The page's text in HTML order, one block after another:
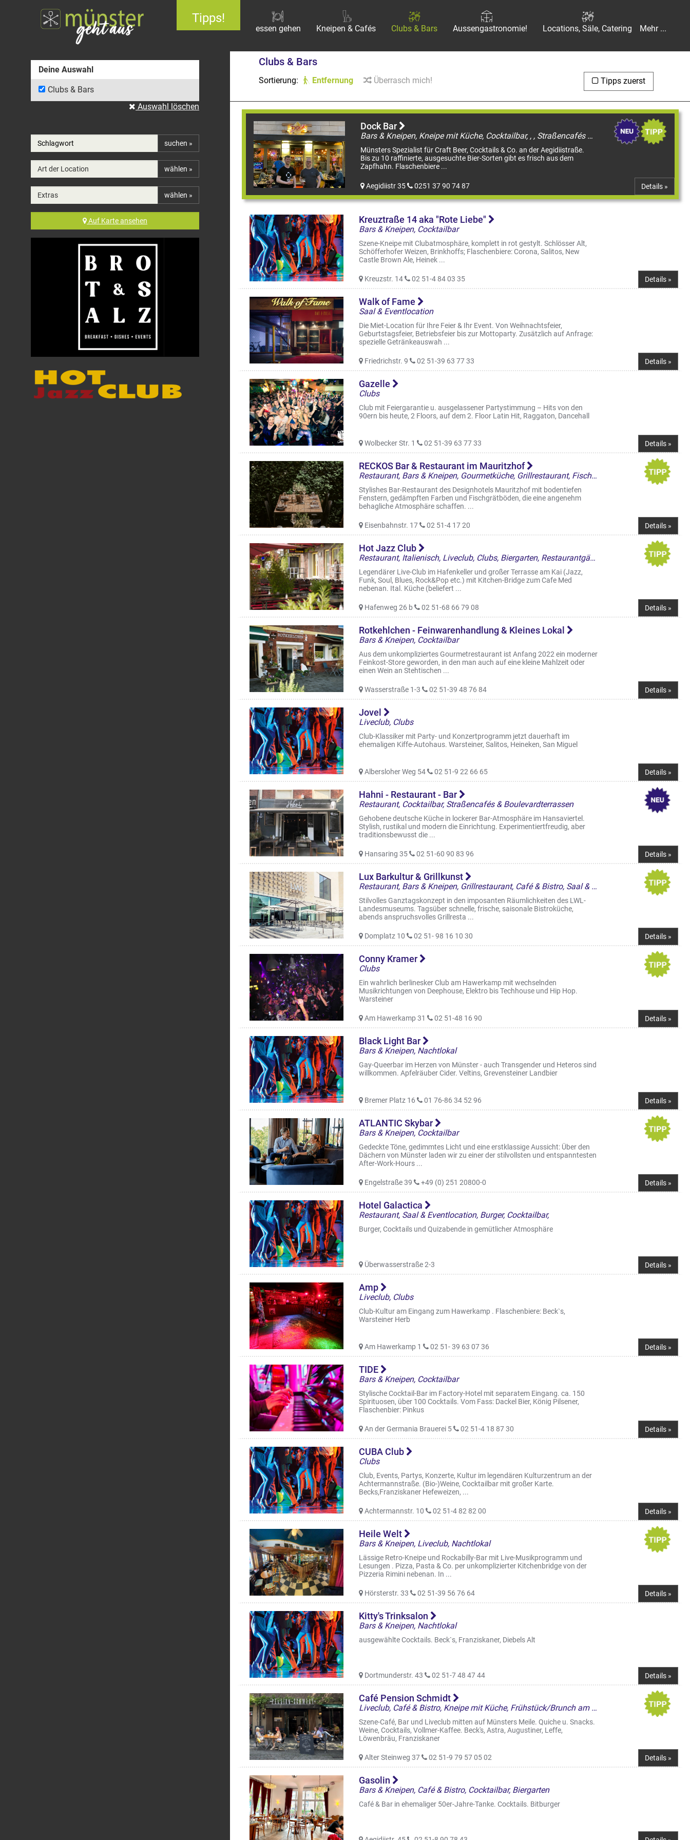
Tipps!
essen gehen Kneipen & Cafés Clubs & Bars Aussengastronomie! Locations, Säle, Catering Mehr ...
Deine Auswahl
Clubs & Bars
Auswahl löschen
suchen »
Art der Location wählen »
Extras wählen »
Auf Karteansehen
Clubs & Bars
Sortierung: Entfernung Überrasch mich! Tipps zuerst
Dock Bar
Bars & Kneipen, Kneipe mit Küche, Cocktailbar, , , Straßencafés & Boulevardterrassen
Münsters Spezialist für Craft Beer, Cocktails & Co. an der Aegidiistraße.
Bis zu 10 raffinierte, ausgesuchte Bier-Sorten gibt es frisch aus dem
Zapfhahn. Flaschenbiere ...
Aegidiistr 35 0251 37 90 74 87 Details »
Kreuztraße 14 aka "Rote Liebe"
Bars & Kneipen, Cocktailbar
Szene-Kneipe mit Clubatmosphäre, komplett in rot gestylt. Schlösser Alt,
Schöfferhofer Weizen, Brinkhoffs; Flaschenbiere: Corona, Salitos, New
Castle Brown Ale, Heinek ...
Kreuzstr. 14 02 51-4 84 03 35 Details »
Walk of Fame
Saal & Eventlocation
Die Miet-Location für Ihre Feier & Ihr Event. Von Weihnachtsfeier,
Geburtstagsfeier, Betriebsfeier bis zur Mottoparty. Zusätzlich auf Anfrage:
spezielle Getränkeauswah ...
Friedrichstr. 9 02 51-39 63 77 33 Details »
Gazelle
Clubs
Club mit Feiergarantie u. ausgelassener Partystimmung – Hits von den
90ern bis heute, 2 Floors, auf dem 2. Floor Latin Hit, Raggaton, Dancehall
Wolbecker Str. 1 02 51-39 63 77 33 Details »
RECKOS Bar & Restaurant im Mauritzhof
Restaurant, Bars & Kneipen, Gourmetküche, Grillrestaurant, Fischlokal, Crossover, Cocktailbar, Restaurantgärten & -Terrassen
Stylishes Bar-Restaurant des Designhotels Mauritzhof mit bodentiefen
Fenstern, gedämpften Farben und Fischgrätböden, die eine angenehm
behagliche Atmosphäre schaffen. ...
Eisenbahnstr. 17 02 51-4 17 20 Details »
Hot Jazz Club
Restaurant, Italienisch, Liveclub, Clubs, Biergarten, Restaurantgärten & -Terrassen
Legendärer Live-Club im Hafenkeller und großer Terrasse am Kai (Jazz,
Funk, Soul, Blues, Rock&Pop etc.) mit Kitchen-Bridge zum Cafe Med
nebenan. Ital. Küche (beliefert ...
Hafenweg 26 b 02 51-68 66 79 08 Details »
Rotkehlchen - Feinwarenhandlung & Kleines Lokal
Bars & Kneipen, Cocktailbar
Aus dem unkompliziertes Gourmetrestaurant ist Anfang 2022 ein moderner
Feinkost-Store geworden, in den man auch auf eine kleine Mahlzeit oder
einen Wein an Stehtischen ...
Wasserstraße 1-3 02 51-39 48 76 84 Details »
Jovel
Liveclub, Clubs
Club-Klassiker mit Party- und Konzertprogramm jetzt dauerhaft im
ehemaligen Kiffe-Autohaus. Warsteiner, Salitos, Heineken, San Miguel
Albersloher Weg 54 02 51-9 22 66 65 Details »
Hahni - Restaurant - Bar
Restaurant, Cocktailbar, Straßencafés & Boulevardterrassen
Gehobene deutsche Küche in lockerer Bar-Atmosphäre im Hansaviertel.
Stylish, rustikal und modern die Einrichtung. Experimentiertfreudig, aber
traditionsbewusst die ...
Hansaring 35 02 51-60 90 83 96 Details »
Lux Barkultur & Grillkunst
Restaurant, Bars & Kneipen, Grillrestaurant, Café & Bistro, Saal & Eventlocation, Cocktailbar, Frühstück/Brunch am WE, Restaurantgärten & -Terrassen, Straßencafés & Boulevardterrassen
Stilvolles Ganztagskonzept in den imposanten Räumlichkeiten des LWL-
Landesmuseums. Tagsüber schnelle, frische, saisonale Bistroküche,
abends anspruchsvolles Grillresta ...
Domplatz 10 02 51- 98 16 10 30 Details »
Conny Kramer
Clubs
Ein wahrlich berlinesker Club am Hawerkamp mit wechselnden
Musikrichtungen von Deephouse, Elektro bis Techhouse und Hip Hop.
Warsteiner
Am Hawerkamp 31 02 51-48 16 90 Details »
Black Light Bar
Bars & Kneipen, Nachtlokal
Gay-Queerbar im Herzen von Münster - auch Transgender und Heteros sind
willkommen. Apfelräuber Cider. Veltins, Grevensteiner Landbier
Bremer Platz 16 01 76-86 34 52 96 Details »
ATLANTIC Skybar
Bars & Kneipen, Cocktailbar
Gedeckte Töne, gedimmtes Licht und eine erstklassige Aussicht: Über den
Dächern von Münster laden wir zu einer der stilvollsten und entspanntesten
After-Work-Hours ...
Engelstraße 39 +49 (0) 251 20800-0 Details »
Hotel Galactica
Restaurant, Saal & Eventlocation, Burger, Cocktailbar,
Burger, Cocktails und Quizabende in gemütlicher Atmosphäre
Überwasserstraße 2-3 Details »
Amp
Liveclub, Clubs
Club-Kultur am Eingang zum Hawerkamp . Flaschenbiere: Beck`s,
Warsteiner Herb
Am Hawerkamp 1 02 51- 39 63 07 36 Details »
TIDE
Bars & Kneipen, Cocktailbar
Stylische Cocktail-Bar im Factory-Hotel mit separatem Eingang. ca. 150
Spirituosen, über 100 Cocktails. Vom Fass: Dackel Bier, König Pilsener,
Flaschenbier: Pinkus
An der Germania Brauerei 5 02 51-4 18 87 30 Details »
CUBA Club
Clubs
Club, Events, Partys, Konzerte, Kultur im legendären Kulturzentrum an der
Achtermannstraße. (Bio-)Weine, Cocktailbar mit großer Karte.
Becks,Franziskaner Hefeweizen, ...
Achtermannstr. 10 02 51-4 82 82 00 Details »
Heile Welt
Bars & Kneipen, Liveclub, Nachtlokal
Lässige Retro-Kneipe und Rockabilly-Bar mit Live-Musikprogramm und
Lesungen . Pizza, Pasta & Co. per unkomplizierter Kitchenbridge von der
Pizzeria Rimini nebenan. In ...
Hörsterstr. 33 02 51-39 56 76 64 Details »
Kitty's Trinksalon
Bars & Kneipen, Nachtlokal
ausgewählte Cocktails. Beck`s, Franziskaner, Diebels Alt
Dortmunderstr. 43 02 51-7 48 47 44 Details »
Café Pension Schmidt
Liveclub, Café & Bistro, Kneipe mit Küche, Frühstück/Brunch am WE, Straßencafés & Boulevardterrassen
Szene-Café, Bar und Liveclub mitten auf Münsters Meile. Quiche u. Snacks.
Weine, Cocktails, Vollmer-Kaffee. Beck's, Astra, Augustiner, Leffe,
Löwenbräu, Franziskaner
Alter Steinweg 37 02 51-9 79 57 05 02 Details »
Gasolin
Bars & Kneipen, Café & Bistro, Cocktailbar, Biergarten
Café & Bar in ehemaliger 50er-Jahre-Tanke. Cocktails. Bitburger